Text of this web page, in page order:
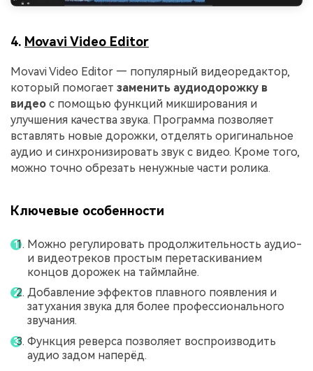
4. Movavi Video Editor
Movavi Video Editor — популярный видеоредактор,
который помогает заменить аудиодорожку в
видео с помощью функций микширования и
улучшения качества звука. Программа позволяет
вставлять новые дорожки, отделять оригинальное
аудио и синхронизировать звук с видео. Кроме того,
можно точно обрезать ненужные части ролика.
Ключевые особенности
Можно регулировать продолжительность аудио-
и видеотреков простым перетаскиванием
концов дорожек на таймлайне.
Добавление эффектов плавного появления и
затухания звука для более профессионального
звучания.
Функция реверса позволяет воспроизводить
аудио задом наперёд.